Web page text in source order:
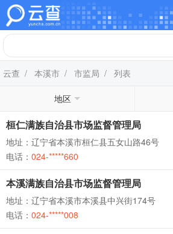
云查 / 本溪市 / 市监局 / 列表
地区
桓仁满族自治县市场监督管理局
地址：辽宁省本溪市桓仁县五女山路46号
电话： 024-*****660
本溪满族自治县市场监督管理局
地址：辽宁省本溪市本溪县中兴街174号
电话： 024-*****008